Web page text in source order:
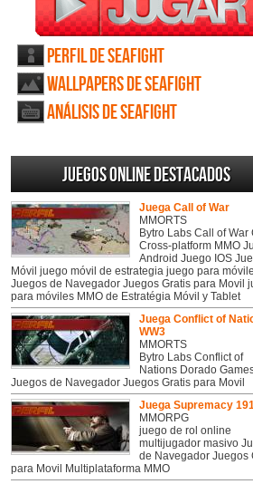
Perfil de Seafight
Wallpapers de Seafight
Análisis de Seafight
Juegos online destacados
Juega Call of War
MMORTS
Bytro Labs Call of War
Cross-platform MMO
Android Juego IOS
Móvil juego móvil de estrategia juego para
Juegos de Navegador Juegos Gratis para Movil
para móviles MMO de Estratégia Móvil y Tablet
Juega Conflict of
WW3
MMORTS
Bytro Labs Conflict of
Nations Dorado
Juegos de Navegador Juegos Gratis para Movil
Juega Supremacy
MMORPG
juego de rol online
multijugador masivo
de Navegador Juegos
para Movil Multiplataforma MMO